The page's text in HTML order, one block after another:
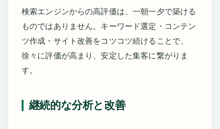
検索エンジンからの高評価は、一朝一夕で築ける
ものではありません。キーワード選定・コンテン
ツ作成・サイト改善をコツコツ続けることで、
徐々に評価が高まり、安定した集客に繋がりま
す。
継続的な分析と改善